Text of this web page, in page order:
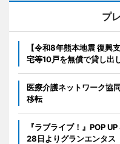
プ
【令和8年熊本地震 復興
宅等10戸を無償で貸し出
医療介護ネットワーク協
移転
『ラブライブ！』POP
28日よりグランエンタス